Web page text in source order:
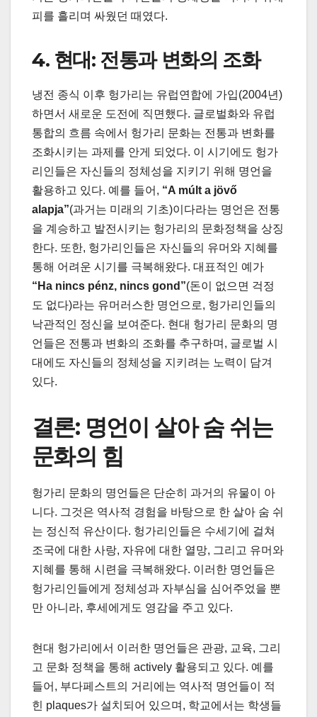
피를 흘리며 싸웠던 때였다.
4. 현대: 전통과 변화의 조화
냉전 종식 이후 헝가리는 유럽연합에 가입(2004년)
하면서 새로운 도전에 직면했다. 글로벌화와 유럽
통합의 흐름 속에서 헝가리 문화는 전통과 변화를
조화시키는 과제를 안게 되었다. 이 시기에도 헝가
리인들은 자신들의 정체성을 지키기 위해 명언을
활용하고 있다. 예를 들어, “A múlt a jövő
alapja”(과거는 미래의 기초)이다라는 명언은 전통
을 계승하고 발전시키는 헝가리의 문화정책을 상징
한다. 또한, 헝가리인들은 자신들의 유머와 지혜를
통해 어려운 시기를 극복해왔다. 대표적인 예가
“Ha nincs pénz, nincs gond”(돈이 없으면 걱정
도 없다)라는 유머러스한 명언으로, 헝가리인들의
낙관적인 정신을 보여준다. 현대 헝가리 문화의 명
언들은 전통과 변화의 조화를 추구하며, 글로벌 시
대에도 자신들의 정체성을 지키려는 노력이 담겨
있다.
결론: 명언이 살아 숨 쉬는
문화의 힘
헝가리 문화의 명언들은 단순히 과거의 유물이 아
니다. 그것은 역사적 경험을 바탕으로 한 살아 숨 쉬
는 정신적 유산이다. 헝가리인들은 수세기에 걸쳐
조국에 대한 사랑, 자유에 대한 열망, 그리고 유머와
지혜를 통해 시련을 극복해왔다. 이러한 명언들은
헝가리인들에게 정체성과 자부심을 심어주었을 뿐
만 아니라, 후세에게도 영감을 주고 있다.
현대 헝가리에서 이러한 명언들은 관광, 교육, 그리
고 문화 정책을 통해 actively 활용되고 있다. 예를
들어, 부다페스트의 거리에는 역사적 명언들이 적
힌 plaques가 설치되어 있으며, 학교에서는 학생들